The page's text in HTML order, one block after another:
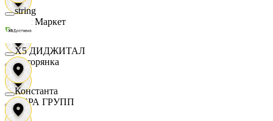
Хом Маркет
Хуторянка
ЦЕРА ГРУПП
string
X5 ДИДЖИТАЛ
Константа